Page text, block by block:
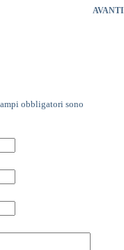
AVANTI
obbligatori sono